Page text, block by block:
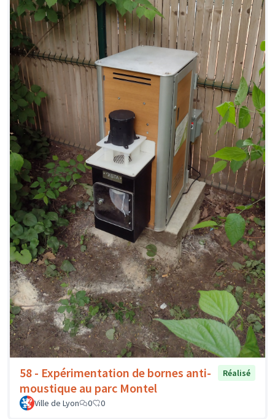
58 - Expérimentation de bornes anti-
moustique au parc Montel
Réalisé
Ville de Lyon 0 0